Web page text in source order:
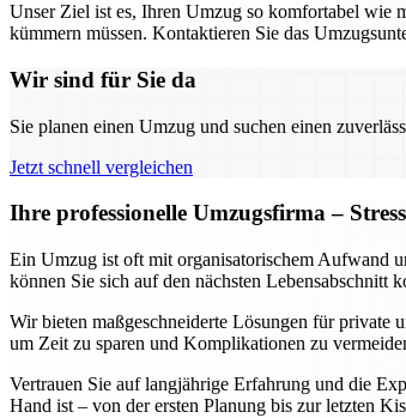
Unser Ziel ist es, Ihren Umzug so komfortabel wie
kümmern müssen. Kontaktieren Sie das
Wir sind für Sie da
Sie planen einen Umzug und suchen einen
Jetzt schnell vergleichen
Ihre professionelle Umzugsfirma –
Ein Umzug ist oft mit organisatorischem Aufwand
können Sie sich auf den nächsten Lebensabschnitt
Wir bieten maßgeschneiderte Lösungen für private
um Zeit zu sparen und Komplikationen zu
Vertrauen Sie auf langjährige Erfahrung und die
Hand ist – von der ersten Planung bis zur letzten